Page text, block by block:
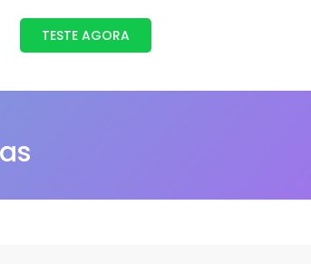
TESTE AGORA